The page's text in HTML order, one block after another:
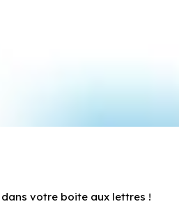
votre boite aux lettres !